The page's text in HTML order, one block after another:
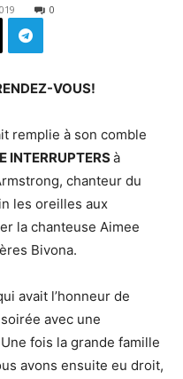
0
VOUS!
remplie à son comble
INTERRUPTERSà
chanteur du
les oreilles aux
la chanteuse Aimee
Bivona.
avait l’honneur de
avec une
fois la grande famille
avons ensuite eu droit,